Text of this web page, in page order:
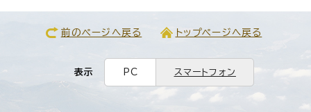
前のページへ戻る トップページへ戻る
表示 PC スマートフォン